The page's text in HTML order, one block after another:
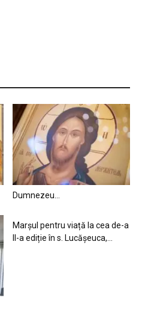
Dumnezeu…
Marșul pentru viață la cea de-a
II-a ediție în s. Lucășeuca,...